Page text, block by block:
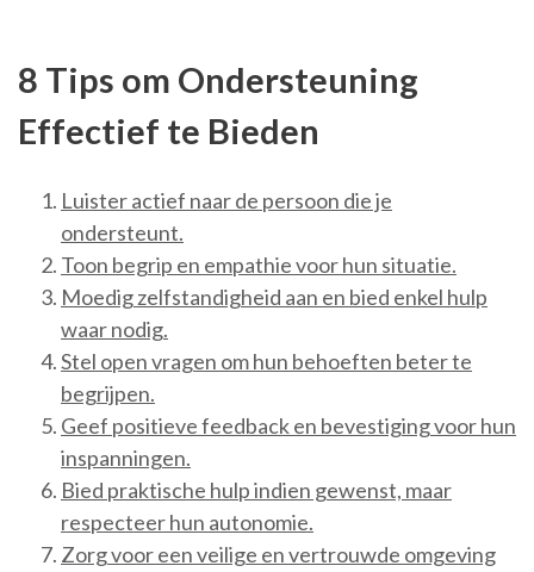
8 Tips om Ondersteuning
Effectief te Bieden
Luister actief naar de persoon die je
ondersteunt.
Toon begrip en empathie voor hun situatie.
Moedig zelfstandigheid aan en bied enkel hulp
waar nodig.
Stel open vragen om hun behoeften beter te
begrijpen.
Geef positieve feedback en bevestiging voor hun
inspanningen.
Bied praktische hulp indien gewenst, maar
respecteer hun autonomie.
Zorg voor een veilige en vertrouwde omgeving